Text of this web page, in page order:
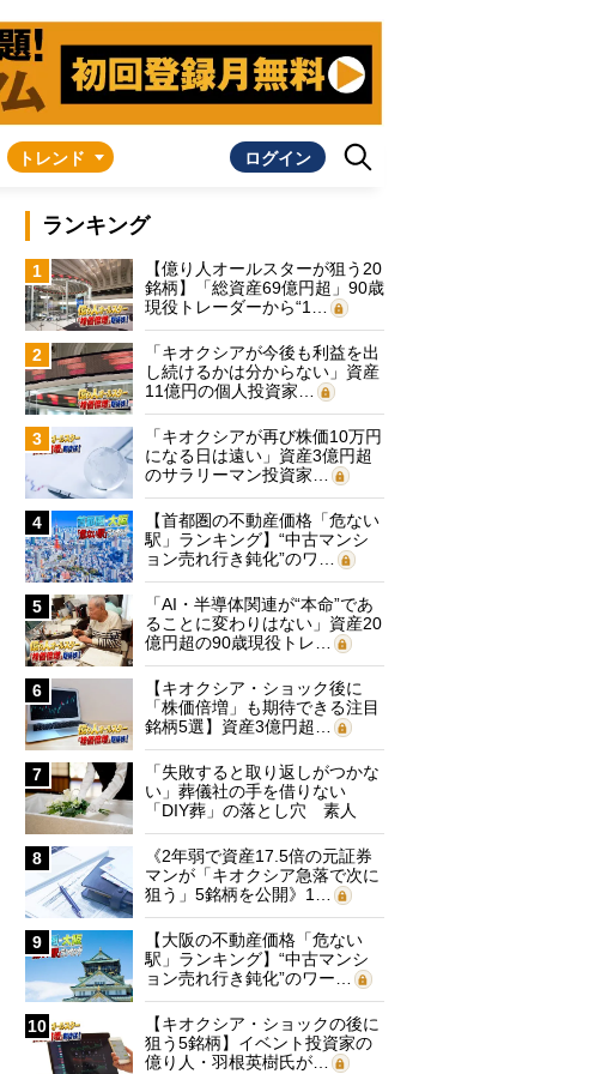
トレンド ログイン
ランキング
1
【億り人オールスターが狙う20
銘柄】「総資産69億円超」90歳
現役トレーダーから“1…
2
「キオクシアが今後も利益を出
し続けるかは分からない」資産
11億円の個人投資家…
3
「キオクシアが再び株価10万円
になる日は遠い」資産3億円超
のサラリーマン投資家…
4
【首都圏の不動産価格「危ない
駅」ランキング】“中古マンシ
ョン売れ行き鈍化”のワ…
5
「AI・半導体関連が“本命”であ
ることに変わりはない」資産20
億円超の90歳現役トレ…
6
【キオクシア・ショック後に
「株価倍増」も期待できる注目
銘柄5選】資産3億円超…
7
「失敗すると取り返しがつかな
い」葬儀社の手を借りない
「DIY葬」の落とし穴 素人
に…
8
《2年弱で資産17.5倍の元証券
マンが「キオクシア急落で次に
狙う」5銘柄を公開》1…
9
【大阪の不動産価格「危ない
駅」ランキング】“中古マンシ
ョン売れ行き鈍化”のワー…
10
【キオクシア・ショックの後に
狙う5銘柄】イベント投資家の
億り人・羽根英樹氏が…